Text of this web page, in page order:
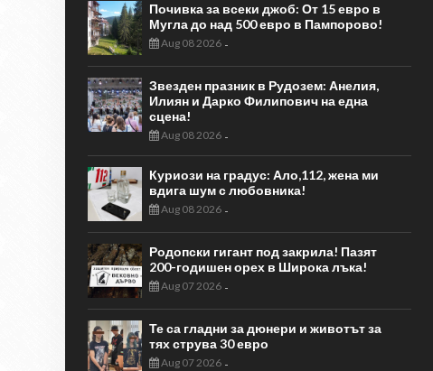
Почивка за всеки джоб: От 15 евро в
Мугла до над 500 евро в Пампорово!
Aug 08 2026 -
Звезден празник в Рудозем: Анелия,
Илиян и Дарко Филипович на една
сцена!
Aug 08 2026 -
Куриози на градус: Ало,112, жена ми
вдига шум с любовника!
Aug 08 2026 -
Родопски гигант под закрила! Пазят
200-годишен орех в Широка лъка!
Aug 07 2026 -
Те са гладни за дюнери и животът за
тях струва 30 евро
Aug 07 2026 -